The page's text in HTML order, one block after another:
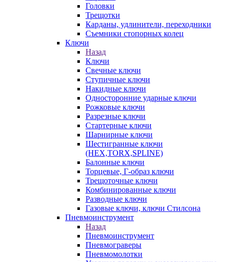
Головки
Трещотки
Карданы, удлинители, переходники
Съемники стопорных колец
Ключи
Назад
Ключи
Свечные ключи
Ступичные ключи
Накидные ключи
Односторонние ударные ключи
Рожковые ключи
Разрезные ключи
Стартерные ключи
Шарнирные ключи
Шестигранные ключи
(HEX,TORX,SPLINE)
Балонные ключи
Торцевые, Г-образ ключи
Трещоточные ключи
Комбинированные ключи
Разводные ключи
Газовые ключи, ключи Стилсона
Пневмоинструмент
Назад
Пневмоинструмент
Пневмограверы
Пневмомолотки